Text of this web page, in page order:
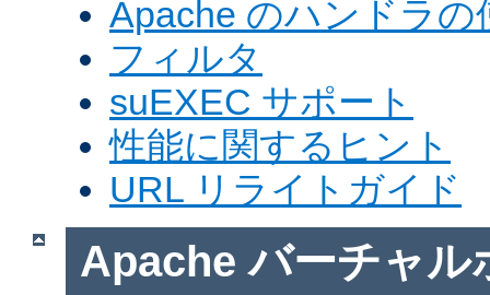
Apache のハンドラの
フィルタ
suEXEC サポート
性能に関するヒント
URL リライトガイド
Apache バーチャル